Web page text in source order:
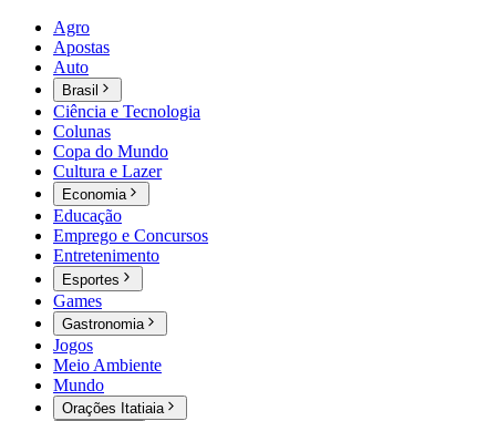
Agro
Apostas
Auto
Brasil
Ciência e Tecnologia
Colunas
Copa do Mundo
Cultura e Lazer
Economia
Educação
Emprego e Concursos
Entretenimento
Esportes
Games
Gastronomia
Jogos
Meio Ambiente
Mundo
Orações Itatiaia